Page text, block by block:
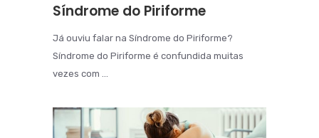
Síndrome do Piriforme
Já ouviu falar na Síndrome do Piriforme?
Síndrome do Piriforme é confundida muitas
vezes com ...